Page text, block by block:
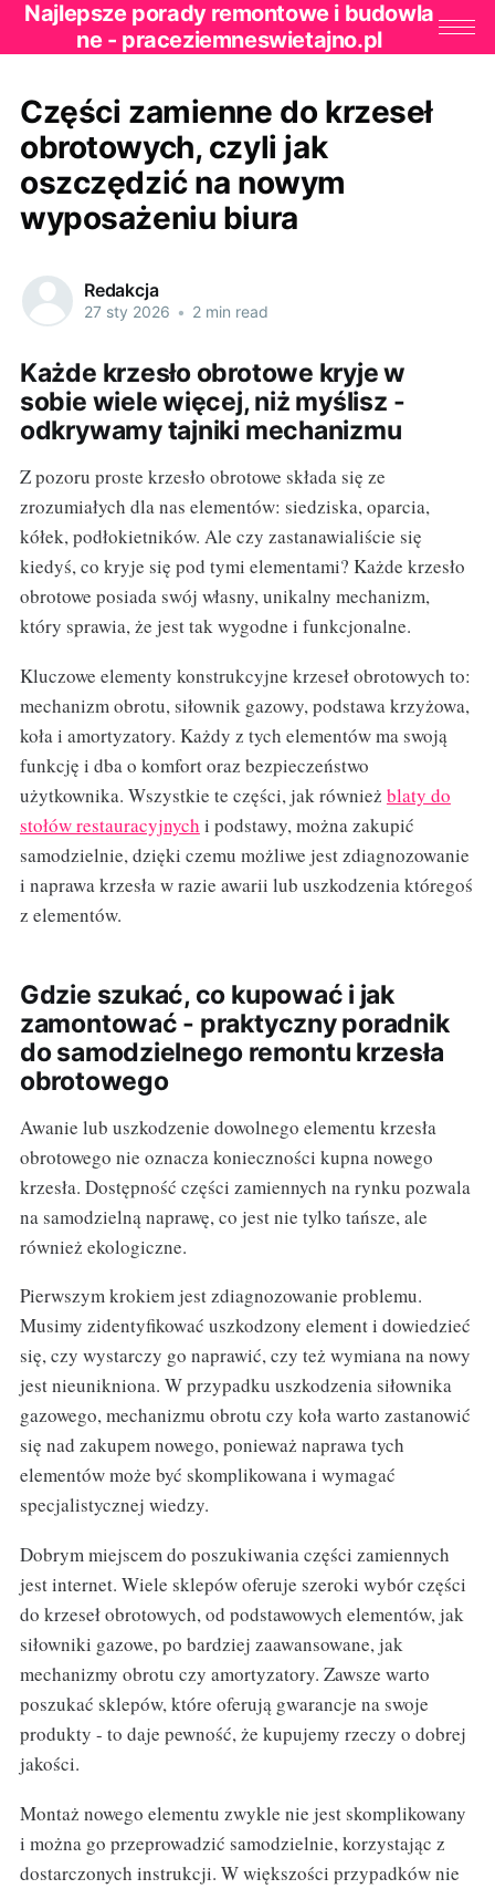
Najlepsze porady remontowe i budowla
ne - praceziemneswietajno.pl
Części zamienne do krzeseł
obrotowych, czyli jak
oszczędzić na nowym
wyposażeniu biura
Redakcja
27 sty 2026 • 2 min read
Każde krzesło obrotowe kryje w
sobie wiele więcej, niż myślisz -
odkrywamy tajniki mechanizmu
Z pozoru proste krzesło obrotowe składa się ze
zrozumiałych dla nas elementów: siedziska, oparcia,
kółek, podłokietników. Ale czy zastanawialiście się
kiedyś, co kryje się pod tymi elementami? Każde krzesło
obrotowe posiada swój własny, unikalny mechanizm,
który sprawia, że jest tak wygodne i funkcjonalne.
Kluczowe elementy konstrukcyjne krzeseł obrotowych to:
mechanizm obrotu, siłownik gazowy, podstawa krzyżowa,
koła i amortyzatory. Każdy z tych elementów ma swoją
funkcję i dba o komfort oraz bezpieczeństwo
użytkownika. Wszystkie te części, jak również blaty do
stołów restauracyjnych i podstawy, można zakupić
samodzielnie, dzięki czemu możliwe jest zdiagnozowanie
i naprawa krzesła w razie awarii lub uszkodzenia któregoś
z elementów.
Gdzie szukać, co kupować i jak
zamontować - praktyczny poradnik
do samodzielnego remontu krzesła
obrotowego
Awanie lub uszkodzenie dowolnego elementu krzesła
obrotowego nie oznacza konieczności kupna nowego
krzesła. Dostępność części zamiennych na rynku pozwala
na samodzielną naprawę, co jest nie tylko tańsze, ale
również ekologiczne.
Pierwszym krokiem jest zdiagnozowanie problemu.
Musimy zidentyfikować uszkodzony element i dowiedzieć
się, czy wystarczy go naprawić, czy też wymiana na nowy
jest nieunikniona. W przypadku uszkodzenia siłownika
gazowego, mechanizmu obrotu czy koła warto zastanowić
się nad zakupem nowego, ponieważ naprawa tych
elementów może być skomplikowana i wymagać
specjalistycznej wiedzy.
Dobrym miejscem do poszukiwania części zamiennych
jest internet. Wiele sklepów oferuje szeroki wybór części
do krzeseł obrotowych, od podstawowych elementów, jak
siłowniki gazowe, po bardziej zaawansowane, jak
mechanizmy obrotu czy amortyzatory. Zawsze warto
poszukać sklepów, które oferują gwarancje na swoje
produkty - to daje pewność, że kupujemy rzeczy o dobrej
jakości.
Montaż nowego elementu zwykle nie jest skomplikowany
i można go przeprowadzić samodzielnie, korzystając z
dostarczonych instrukcji. W większości przypadków nie